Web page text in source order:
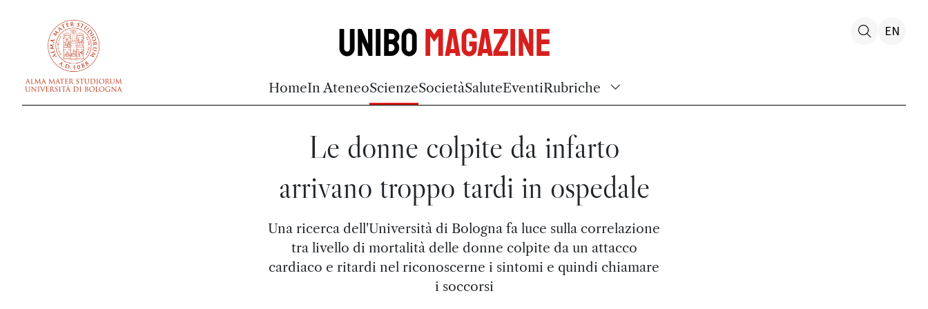
UniboMagazine
HomeIn AteneoScienzeSocietàSaluteEventiRubriche
EN
Le donne colpite da infarto
arrivano troppo tardi in ospedale
Una ricerca dell'Università di Bologna fa luce sulla correlazione
tra livello di mortalità delle donne colpite da un attacco
cardiaco e ritardi nel riconoscerne i sintomi e quindi chiamare
i soccorsi